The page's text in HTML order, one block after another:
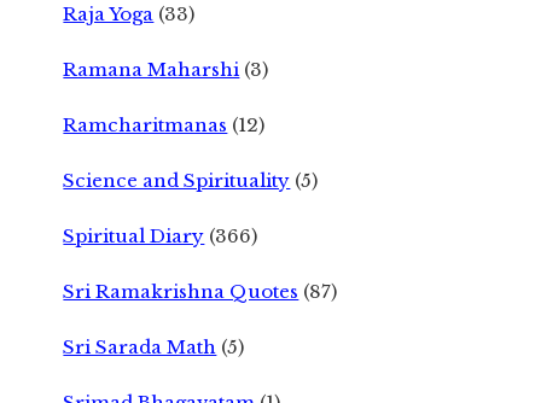
Raja Yoga (33)
Ramana Maharshi (3)
Ramcharitmanas (12)
Science and Spirituality (5)
Spiritual Diary (366)
Sri Ramakrishna Quotes (87)
Sri Sarada Math (5)